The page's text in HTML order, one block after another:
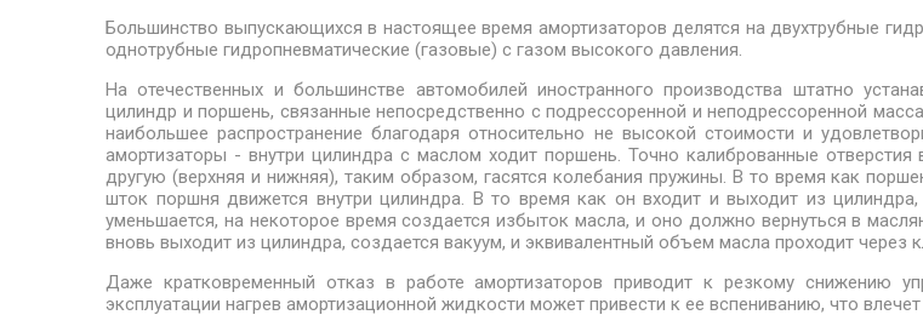
Большинство выпускающихся в настоящее время амортизаторов делятся на двухтрубные
однотрубные гидропневматические (газовые) с газом высокого давления.
На отечественных и большинстве автомобилей иностранного производства штатно
цилиндр и поршень, связанные непосредственно с подрессоренной и неподрессоренной
наибольшее распространение благодаря относительно не высокой стоимости и
амортизаторы - внутри цилиндра с маслом ходит поршень. Точно калиброванные
другую (верхняя и нижняя), таким образом, гасятся колебания пружины. В то время как
шток поршня движется внутри цилиндра. В то время как он входит и выходит из
уменьшается, на некоторое время создается избыток масла, и оно должно вернуться в
вновь выходит из цилиндра, создается вакуум, и эквивалентный объем масла проходит
Даже кратковременный отказ в работе амортизаторов приводит к резкому снижению
эксплуатации нагрев амортизационной жидкости может привести к ее вспениванию, что